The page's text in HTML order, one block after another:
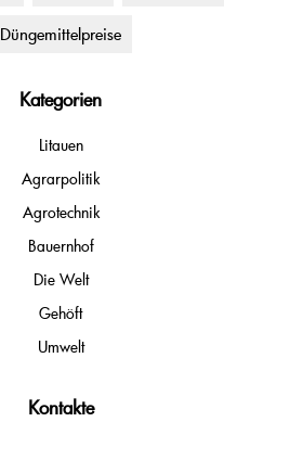
Düngemittelpreise
Kategorien
Litauen
Agrarpolitik
Agrotechnik
Bauernhof
Die Welt
Gehöft
Umwelt
Kontakte